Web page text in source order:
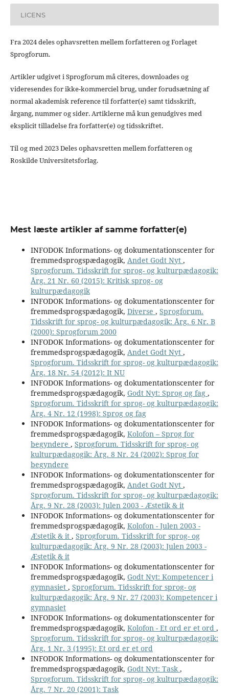
LICENS
Fra 2024 deles ophavsretten mellem forfatteren og Forlaget
Sprogforum.
Artikler udgivet i Sprogforum må citeres, downloades og
videresendes for ikke-kommerciel brug, under forudsætning af
normal akademisk reference til forfatter(e) samt tidsskrift,
årgang, nummer og sider. Artiklerne må kun genudgives med
eksplicit tilladelse fra forfatter(e) og tidsskriftet.
Til og med 2023 Deles ophavsretten mellem forfatteren og
Roskilde Universitetsforlag.
Mest læste artikler af samme forfatter(e)
INFODOK Informations- og dokumentationscenter for
fremmedsprogspædagogik, Andet Godt Nyt ,
Sprogforum. Tidsskrift for sprog- og kulturpædagogik:
Årg. 21 Nr. 60 (2015): Kritisk sprog- og
kulturpædagogik
INFODOK Informations- og dokumentationscenter for
fremmedsprogspædagogik, Diverse , Sprogforum.
Tidsskrift for sprog- og kulturpædagogik: Årg. 6 Nr. B
(2000): Sprogforum 2000
INFODOK Informations- og dokumentationscenter for
fremmedsprogspædagogik, Andet Godt Nyt ,
Sprogforum. Tidsskrift for sprog- og kulturpædagogik:
Årg. 18 Nr. 54 (2012): It NU
INFODOK Informations- og dokumentationscenter for
fremmedsprogspædagogik, Godt Nyt: Sprog og fag ,
Sprogforum. Tidsskrift for sprog- og kulturpædagogik:
Årg. 4 Nr. 12 (1998): Sprog og fag
INFODOK Informations- og dokumentationscenter for
fremmedsprogspædagogik, Kolofon – Sprog for
begyndere , Sprogforum. Tidsskrift for sprog- og
kulturpædagogik: Årg. 8 Nr. 24 (2002): Sprog for
begyndere
INFODOK Informations- og dokumentationscenter for
fremmedsprogspædagogik, Andet Godt Nyt ,
Sprogforum. Tidsskrift for sprog- og kulturpædagogik:
Årg. 9 Nr. 28 (2003): Julen 2003 - Æstetik & it
INFODOK Informations- og dokumentationscenter for
fremmedsprogspædagogik, Kolofon - Julen 2003 -
Æstetik & it , Sprogforum. Tidsskrift for sprog- og
kulturpædagogik: Årg. 9 Nr. 28 (2003): Julen 2003 -
Æstetik & it
INFODOK Informations- og dokumentationscenter for
fremmedsprogspædagogik, Godt Nyt: Kompetencer i
gymnasiet , Sprogforum. Tidsskrift for sprog- og
kulturpædagogik: Årg. 9 Nr. 27 (2003): Kompetencer i
gymnasiet
INFODOK Informations- og dokumentationscenter for
fremmedsprogspædagogik, Kolofon - Et ord er et ord ,
Sprogforum. Tidsskrift for sprog- og kulturpædagogik:
Årg. 1 Nr. 3 (1995): Et ord er et ord
INFODOK Informations- og dokumentationscenter for
fremmedsprogspædagogik, Godt Nyt: Task ,
Sprogforum. Tidsskrift for sprog- og kulturpædagogik:
Årg. 7 Nr. 20 (2001): Task